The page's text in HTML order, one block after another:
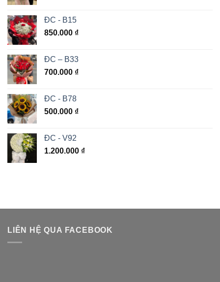
ĐC - B15
850.000 ₫
ĐC – B33
700.000 ₫
ĐC - B78
500.000 ₫
ĐC - V92
1.200.000 ₫
LIÊN HỆ QUA FACEBOOK